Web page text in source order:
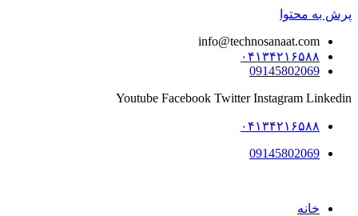
پرش به محتوا
info@technosanaat.com
۰۴۱۳۴۲۱۶۵۸۸
09145802069
Youtube Facebook Twitter Instagram Linkedin
۰۴۱۳۴۲۱۶۵۸۸
09145802069
خانه